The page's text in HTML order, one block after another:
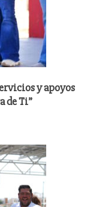
y apoyos
de Ti”